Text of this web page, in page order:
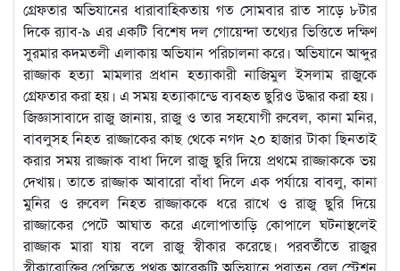
গ্রেফতার অভিযানের ধারাবাহিকতায় গত সোমবার রাত সাড়ে ৮টার
দিকে র‌্যাব-৯ এর একটি বিশেষ দল গোয়েন্দা তথ্যের ভিত্তিতে দক্ষিণ
সুরমার কদমতলী এলাকায় অভিযান পরিচালনা করে। অভিযানে আব্দুর
রাজ্জাক হত্যা মামলার প্রধান হত্যাকারী নাজিমুল ইসলাম রাজুকে
গ্রেফতার করা হয়। এ সময় হত্যাকান্ডে ব্যবহৃত ছুরিও উদ্ধার করা হয়।
জিজ্ঞাসাবাদে রাজু জানায়, রাজু ও তার সহযোগী রুবেল, কানা মনির,
বাবলুসহ নিহত রাজ্জাকের কাছ থেকে নগদ ২০ হাজার টাকা ছিনতাই
করার সময় রাজ্জাক বাধা দিলে রাজু ছুরি দিয়ে প্রথমে রাজ্জাককে ভয়
দেখায়। তাতে রাজ্জাক আবারো বাঁধা দিলে এক পর্যায়ে বাবলু, কানা
মুনির ও রুবেল নিহত রাজ্জাককে ধরে রাখে ও রাজু ছুরি দিয়ে
রাজ্জাকের পেটে আঘাত করে এলোপাতাড়ি কোপালে ঘটনাস্থলেই
রাজ্জাক মারা যায় বলে রাজু স্বীকার করেছে। পরবর্তীতে রাজুর